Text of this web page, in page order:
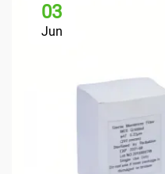
03
Jun